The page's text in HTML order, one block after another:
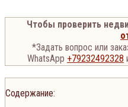
Чтобы проверить
*Задать вопрос или
WhatsApp +79232492328
Содержание: